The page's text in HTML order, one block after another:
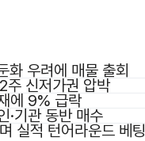
우려에 매물 출회
신저가권 압박
에 9% 급락
·기관 동반 매수
실적 턴어라운드 베팅